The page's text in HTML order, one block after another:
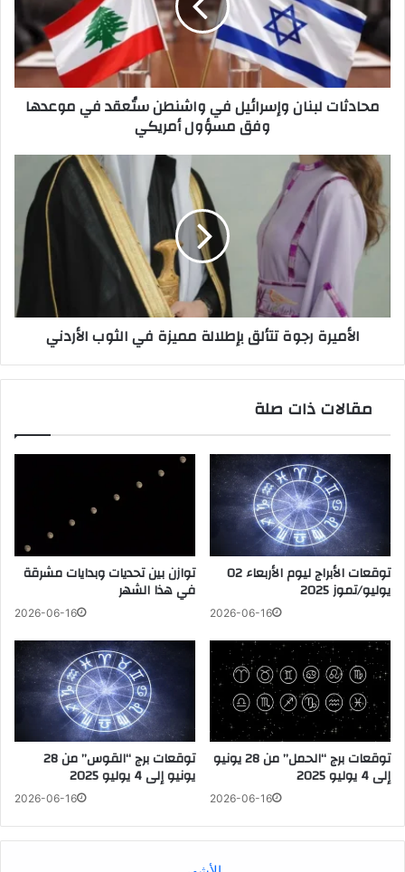
واشنطن
ستُعقد
في
موعدها
وفق
مسؤول
محادثات لبنان وإسرائيل في واشنطن ستُعقد في موعدها
وفق مسؤول أمريكي
الأميرة
رجوة
تتألق
بإطلالة
مميزة
الأميرة رجوة تتألق بإطلالة مميزة في الثوب الأردني
مقالات ذات صلة
توازن بين تحديات وبدايات مشرقة
في هذا الشهر
2026-06-16
توقعات الأبراج ليوم الأربعاء 02
يوليو/تموز 2025
2026-06-16
توقعات برج “القوس” من 28
يونيو إلى 4 يوليو 2025
2026-06-16
توقعات برج “الحمل” من 28 يونيو
إلى 4 يوليو 2025
2026-06-16